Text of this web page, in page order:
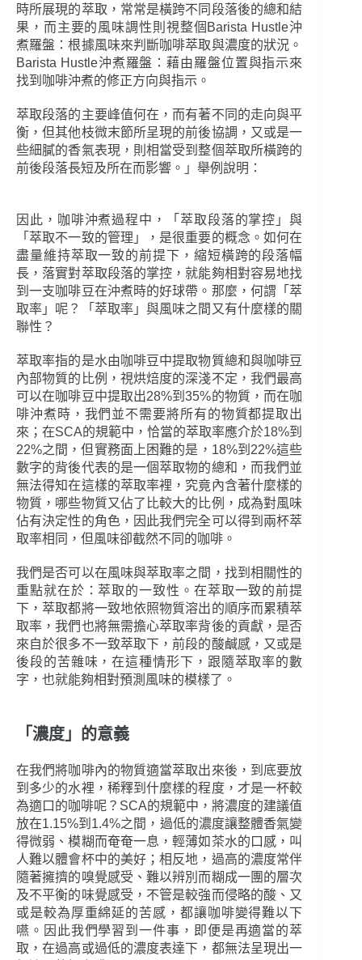
時所展現的萃取，常常是橫跨不同段落後的總和結
果，而主要的風味調性則視整個Barista Hustle沖
煮羅盤：根據風味來判斷咖啡萃取與濃度的狀況。
Barista Hustle沖煮羅盤：藉由羅盤位置與指示來
找到咖啡沖煮的修正方向與指示。
萃取段落的主要峰值何在，而有著不同的走向與平
衡，但其他枝微末節所呈現的前後協調，又或是一
些細膩的香氣表現，則相當受到整個萃取所橫跨的
前後段落長短及所在而影響。」舉例說明：
因此，咖啡沖煮過程中，「萃取段落的掌控」與
「萃取不一致的管理」，是很重要的概念。如何在
盡量維持萃取一致的前提下，縮短橫跨的段落幅
長，落實對萃取段落的掌控，就能夠相對容易地找
到一支咖啡豆在沖煮時的好球帶。那麼，何謂「萃
取率」呢？「萃取率」與風味之間又有什麼樣的關
聯性？
萃取率指的是水由咖啡豆中提取物質總和與咖啡豆
內部物質的比例，視烘焙度的深淺不定，我們最高
可以在咖啡豆中提取出28%到35%的物質，而在咖
啡沖煮時，我們並不需要將所有的物質都提取出
來；在SCA的規範中，恰當的萃取率應介於18%到
22%之間，但實務面上困難的是，18%到22%這些
數字的背後代表的是一個萃取物的總和，而我們並
無法得知在這樣的萃取率裡，究竟內含著什麼樣的
物質，哪些物質又佔了比較大的比例，成為對風味
佔有決定性的角色，因此我們完全可以得到兩杯萃
取率相同，但風味卻截然不同的咖啡。
我們是否可以在風味與萃取率之間，找到相關性的
重點就在於：萃取的一致性。在萃取一致的前提
下，萃取都將一致地依照物質溶出的順序而累積萃
取率，我們也將無需擔心萃取率背後的貢獻，是否
來自於很多不一致萃取下，前段的酸鹹感，又或是
後段的苦雜味，在這種情形下，跟隨萃取率的數
字，也就能夠相對預測風味的模樣了。
「濃度」的意義
在我們將咖啡內的物質適當萃取出來後，到底要放
到多少的水裡，稀釋到什麼樣的程度，才是一杯較
為適口的咖啡呢？SCA的規範中，將濃度的建議值
放在1.15%到1.4%之間，過低的濃度讓整體香氣變
得微弱、模糊而奄奄一息，輕薄如茶水的口感，叫
人難以體會杯中的美好；相反地，過高的濃度常伴
隨著擁擠的嗅覺感受、難以辨別而糊成一團的層次
及不平衡的味覺感受，不管是較強而侵略的酸、又
或是較為厚重綿延的苦感，都讓咖啡變得難以下
嚥。因此我們學習到一件事，即便是再適當的萃
取，在過高或過低的濃度表達下，都無法呈現出一